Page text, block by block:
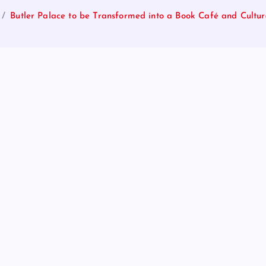
Butler Palace to be Transformed into a Book Café and